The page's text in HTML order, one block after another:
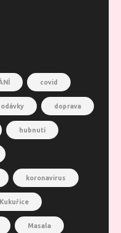
covid
doprava
hubnutí
koronavirus
Kukuřice
Masala